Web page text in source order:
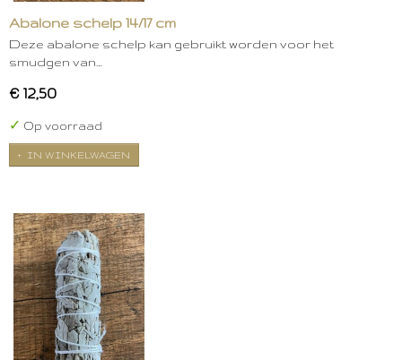
Abalone schelp 14/17 cm
Deze abalone schelp kan gebruikt worden voor het
smudgen van…
€ 12,50
✓ Op voorraad
IN WINKELWAGEN